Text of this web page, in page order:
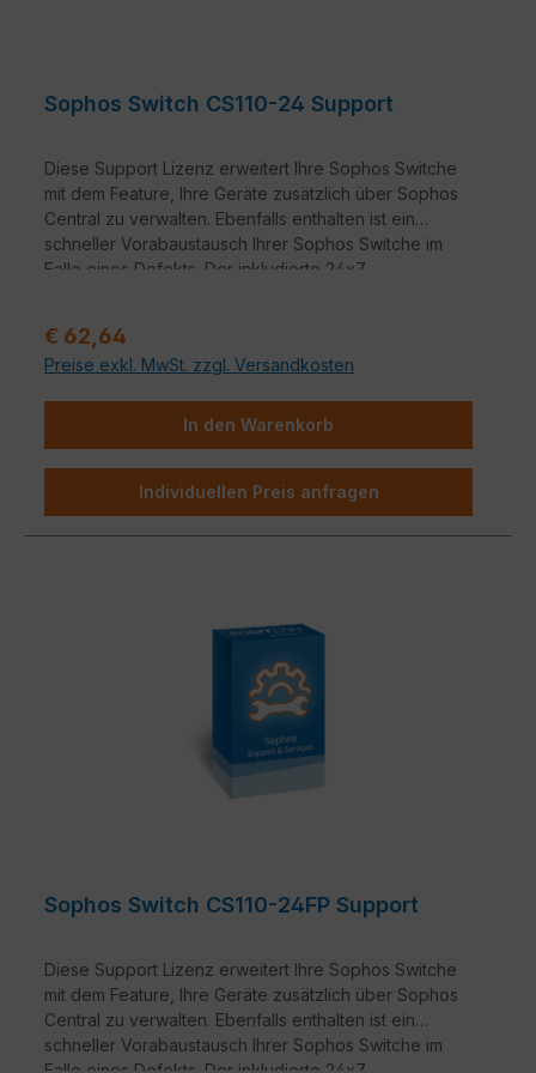
Sophos Switch CS110-24 Support
Diese Support Lizenz erweitert Ihre Sophos Switche
mit dem Feature, Ihre Geräte zusätzlich über Sophos
Central zu verwalten. Ebenfalls enthalten ist ein
schneller Vorabaustausch Ihrer Sophos Switche im
Falle eines Defekts. Der inkludierte 24x7
Sollte die Lizenz vor Erneuerung ablaufen, so wird
die Verwaltung über Sophos Central in den „Read-
Einblick auf die Oberfläche, können hierüber aber
keine Änderungen vornehmen.
Regulärer Preis:
€ 62,64
Preise exkl. MwSt. zzgl. Versandkosten
In den Warenkorb
Individuellen Preis anfragen
Sophos Switch CS110-24FP Support
Diese Support Lizenz erweitert Ihre Sophos Switche
mit dem Feature, Ihre Geräte zusätzlich über Sophos
Central zu verwalten. Ebenfalls enthalten ist ein
schneller Vorabaustausch Ihrer Sophos Switche im